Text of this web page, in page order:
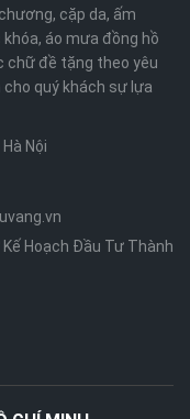
cặp da, ấm
áo mưa đồng hồ
chữ đề tặng theo yêu
cho quý khách sự lựa
Nội
Hoạch Đầu Tư Thành